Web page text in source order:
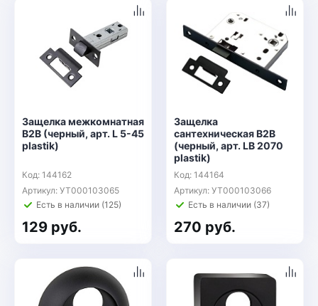
Защелка межкомнатная
B2B (черный, арт. L 5-45
plastik)
Код: 144162
Артикул: УТ000103065
Есть в наличии (125)
129 руб.
Защелка
сантехническая B2B
(черный, арт. LB 2070
plastik)
Код: 144164
Артикул: УТ000103066
Есть в наличии (37)
270 руб.